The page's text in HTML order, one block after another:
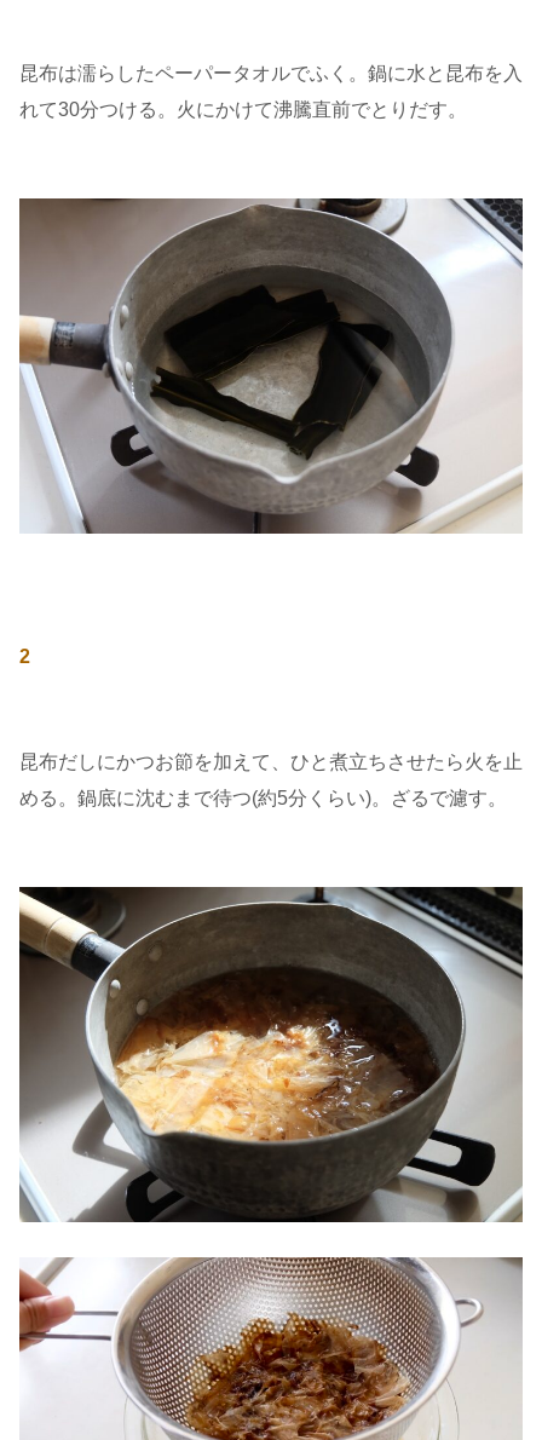
昆布は濡らしたペーパータオルでふく。鍋に水と昆布を入
れて30分つける。火にかけて沸騰直前でとりだす。
2
昆布だしにかつお節を加えて、ひと煮立ちさせたら火を止
める。鍋底に沈むまで待つ(約5分くらい)。ざるで濾す。